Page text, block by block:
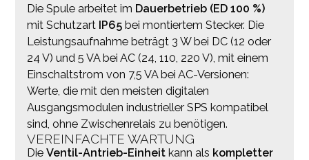
Die Spule arbeitet im Dauerbetrieb (ED 100 %)
mit Schutzart IP65bei montiertem Stecker. Die
Leistungsaufnahme beträgt 3 W bei DC (12 oder
24 V) und 5 VA bei AC (24, 110, 220 V), mit einem
Einschaltstrom von 7,5 VA bei AC-Versionen:
Werte, die mit den meisten digitalen
Ausgangsmodulen industrieller SPS kompatibel
sind, ohne Zwischenrelais zu benötigen.
VEREINFACHTE WARTUNG
Die Ventil-Antrieb-Einheitkann als kompletter